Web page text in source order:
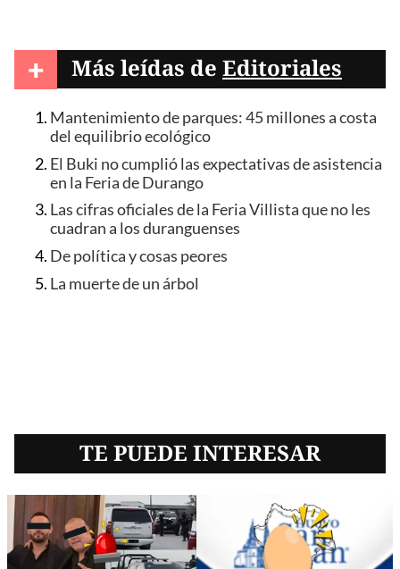
+ Más leídas de Editoriales
Mantenimiento de parques: 45 millones a costa
del equilibrio ecológico
El Buki no cumplió las expectativas de asistencia
en la Feria de Durango
Las cifras oficiales de la Feria Villista que no les
cuadran a los duranguenses
De política y cosas peores
La muerte de un árbol
TE PUEDE INTERESAR